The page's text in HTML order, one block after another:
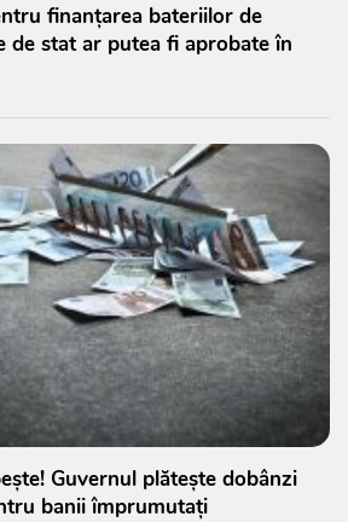
finanțarea bateriilor de
de stat ar putea fi aprobate în
Guvernul plătește dobânzi
banii împrumutați